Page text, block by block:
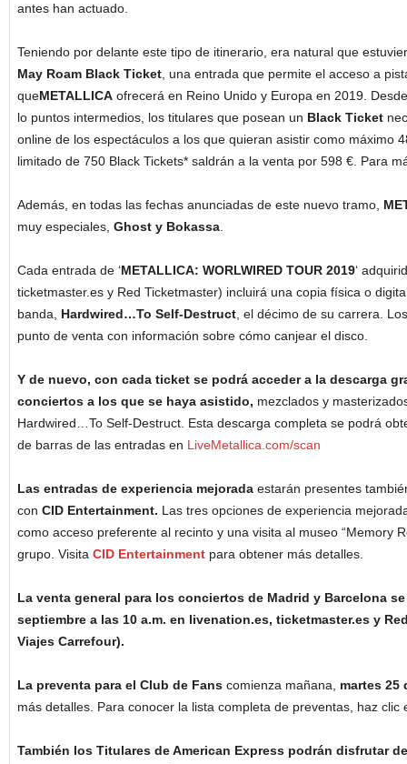
antes han actuado.
Teniendo por delante este tipo de itinerario, era natural que
May Roam Black Ticket , una entrada que permite el acceso a
queMETALLICA ofrecerá en Reino Unido y Europa en 2019.
lo puntos intermedios, los titulares que posean un Black Ticket
online de los espectáculos a los que quieran asistir como máximo
limitado de 750 Black Tickets* saldrán a la venta por 598 €. Para
Además, en todas las fechas anunciadas de este nuevo tramo,
muy especiales, Ghost y Bokassa
Cada entrada de ‘METALLICA: WORLWIRED TOUR 2019‘
ticketmaster.es y Red Ticketmaster) incluirá una copia física o
banda, Hardwired…To Self-Destruct , el décimo de su carrera.
punto de venta con información sobre cómo canjear el disco.
Y de nuevo, con cada ticket se podrá acceder a la descarga
conciertos a los que se haya asistido, mezclados y
Hardwired…To Self-Destruct. Esta descarga completa se podrá
de barras de las entradas en LiveMetallica.com/scan
Las entradas de experiencia mejorada estarán presentes
con CID Entertainment. Las tres opciones de experiencia
como acceso preferente al recinto y una visita al museo “Memory
grupo. Visita CID Entertainment para obtener más detalles.
La venta general para los conciertos de Madrid y Barcelona
septiembre a las 10 a.m. en livenation.es, ticketmaster.es y
Viajes Carrefour).
La preventa para el Club de Fans comienza mañana, martes 25
más detalles. Para conocer la lista completa de preventas, haz clic
También los Titulares de American Express podrán disfrutar